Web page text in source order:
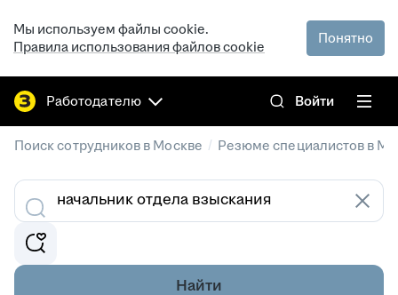
Мы используем файлы cookie.
Правила использования файлов cookie
Понятно
Работодателю Войти
Поиск сотрудников в Москве / Резюме специалистов в
Найти